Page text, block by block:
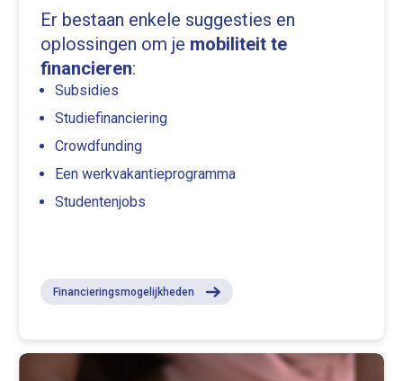
Er bestaan enkele suggesties en
oplossingen om je mobiliteit te
financieren:
Subsidies
Studiefinanciering
Crowdfunding
Een werkvakantieprogramma
Studentenjobs
Financieringsmogelijkheden